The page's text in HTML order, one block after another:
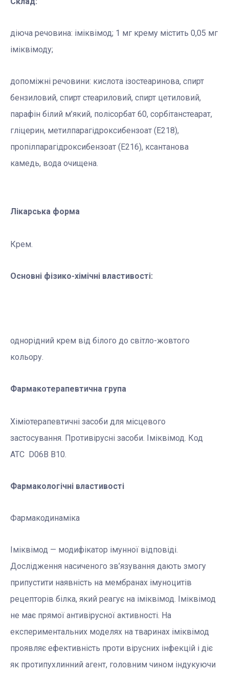
діюча речовина: іміквімод; 1 мг крему містить 0,05 мг
іміквімоду;
допоміжні речовини: кислота ізостеаринова, спирт
бензиловий, спирт стеариловий, спирт цетиловий,
парафін білий м’який, полісорбат 60, сорбітанстеарат,
гліцерин, метилпарагідроксибензоат (E218),
пропілпарагідроксибензоат (E216), ксантанова
камедь, вода очищена.
Лікарська форма
Крем.
Основні фізико-хімічні властивості:
однорідний крем від білого до світло-жовтого
кольору.
Фармакотерапевтична група
Хіміотерапевтичні засоби для місцевого
застосування. Противірусні засоби. Іміквімод. Код
АТС D06B B10.
Фармакологічні властивості
Фармакодинаміка
Іміквімод — модифікатор імунної відповіді.
Дослідження насиченого зв’язування дають змогу
припустити наявність на мембранах імуноцитів
рецепторів білка, який реагує на іміквімод. Іміквімод
не має прямої антивірусної активності. На
експериментальних моделях на тваринах іміквімод
проявляє ефективність проти вірусних інфекцій і діє
як протипухлинний агент, головним чином індукуючи